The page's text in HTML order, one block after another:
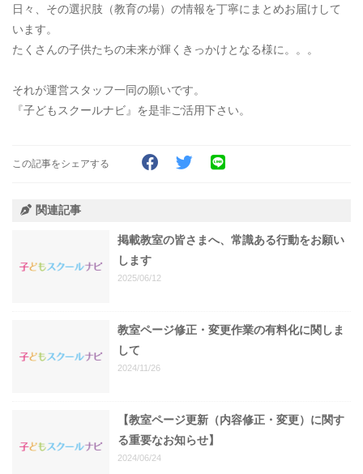
日々、その選択肢（教育の場）の情報を丁寧にまとめお届けして
います。
たくさんの子供たちの未来が輝くきっかけとなる様に。。。
それが運営スタッフ一同の願いです。
『子どもスクールナビ』を是非ご活用下さい。
この記事をシェアする
関連記事
掲載教室の皆さまへ、常識ある行動をお願い
します
2025/06/12
教室ページ修正・変更作業の有料化に関しま
して
2024/11/26
【教室ページ更新（内容修正・変更）に関す
る重要なお知らせ】
2024/06/24